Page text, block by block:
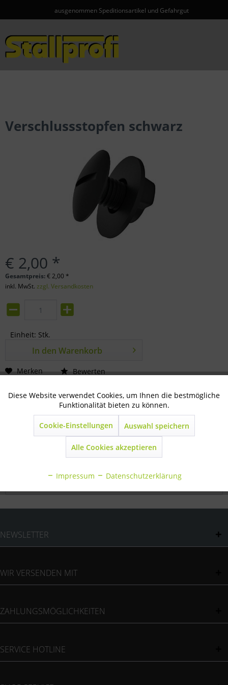
ausgenommen Speditionsartikel und Gefahrgut
Verschlussstopfen schwarz
€ 2,00 *
Gesamtpreis:€2,00 *
inkl. MwSt. zzgl. Versandkosten
Einheit: Stk.
In den Warenkorb
Merken Bewerten
Artikel-Nr.: 31-88-0041
für Futtertröge 9 Liter Der Verschlussstopfen für Futtertröge
ist einfach und sicher zu...mehr
NEWSLETTER
WIR VERSENDEN MIT
ZAHLUNGSMÖGLICHKEITEN
SERVICE HOTLINE
Technisch notwendig Aktiv
Marketing Inaktiv
Inaktiv
Sonstige
Diese Website verwendet Cookies, um Ihnen die bestmögliche
Funktionalität bieten zu können.
Cookie-Einstellungen Auswahl speichern
Alle Cookies akzeptieren
Impressum Datenschutzerklärung